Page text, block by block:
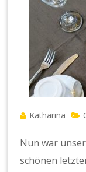
Katharina
Nun war
schönen